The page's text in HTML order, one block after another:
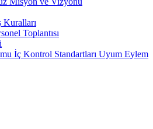
Kuralları
Toplantısı
İç Kontrol Standartları Uyum Eylem